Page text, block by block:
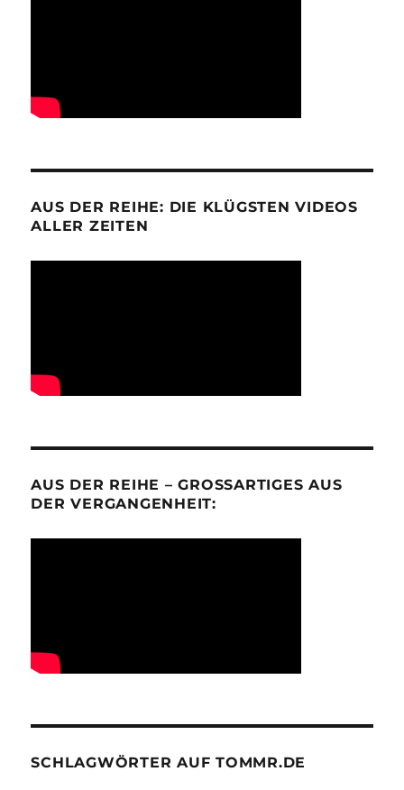
AUS DER REIHE: DIE KLÜGSTEN VIDEOS
ALLER ZEITEN
AUS DER REIHE – GROSSARTIGES AUS D
ER VERGANGENHEIT:
SCHLAGWÖRTER AUF TOMMR.DE